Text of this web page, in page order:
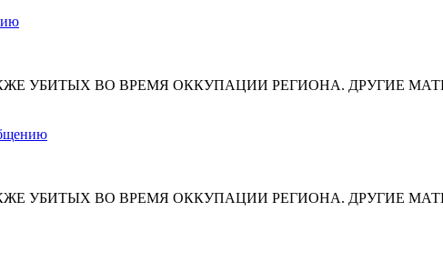
УБИТЫХ ВО ВРЕМЯ ОККУПАЦИИ РЕГИОНА. ДРУГИЕ
УБИТЫХ ВО ВРЕМЯ ОККУПАЦИИ РЕГИОНА. ДРУГИЕ